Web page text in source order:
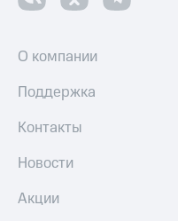
О компании
Поддержка
Контакты
Новости
Акции